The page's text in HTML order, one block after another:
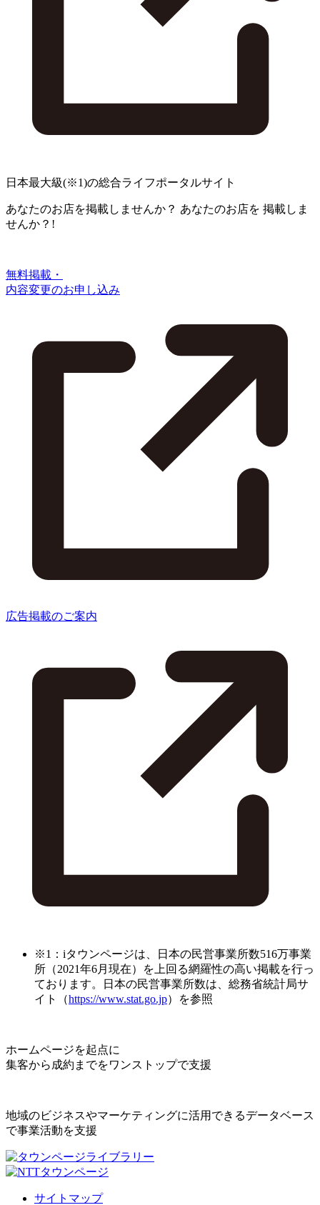
日本最大級(※1)の総合ライフポータルサイト
あなたのお店を掲載しませんか？ あなたのお店を 掲載しま
せんか？!
無料掲載・
内容変更のお申し込み
広告掲載のご案内
※1：iタウンページは、日本の民営事業所数516万事業
所（2021年6月現在）を上回る網羅性の高い掲載を行っ
ております。日本の民営事業所数は、総務省統計局サ
イト（https://www.stat.go.jp）を参照
ホームページを起点に
集客から成約までをワンストップで支援
地域のビジネスやマーケティングに活用できるデータベース
で事業活動を支援
サイトマップ